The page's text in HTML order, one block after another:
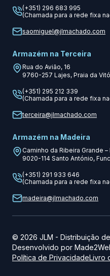
(+351) 296 683 995
(Chamada para a rede fixa
saomiguel@jlmachado.com
Armazém na Terceira
Rua do Avião, 16
9760-257 Lajes, Praia da
(+351) 295 212 339
(Chamada para a rede fixa
terceira@jlmachado.com
Armazém na Madeira
Caminho da Ribeira Grande –
9020-114 Santo António,
(+351) 291 933 646
(Chamada para a rede fixa
madeira@jlmachado.com
© 2026 JLM - Distribuição
Desenvolvido por
Política de PrivacidadeLivro